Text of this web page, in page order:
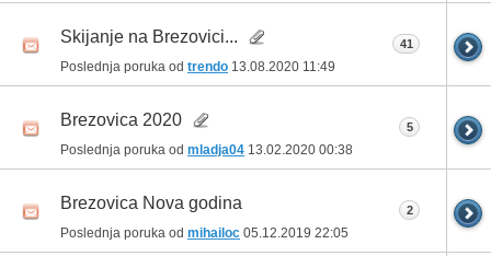
Skijanje na Brezovici...
Poslednja poruka od trendo 13.08.2020 11:49
41
Brezovica 2020
Poslednja poruka od mladja04 13.02.2020 00:38
5
Brezovica Nova godina
Poslednja poruka od mihailoc 05.12.2019 22:05
2